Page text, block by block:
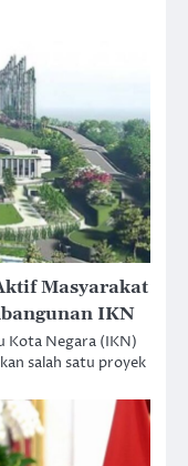
Masyarakat
IKN
Kota Negara (IKN)
salah satu proyek